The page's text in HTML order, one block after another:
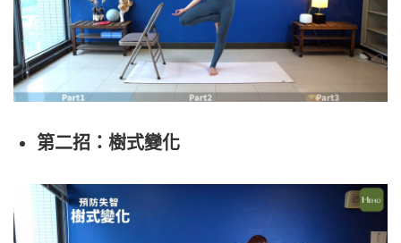
第二招：樹式變化